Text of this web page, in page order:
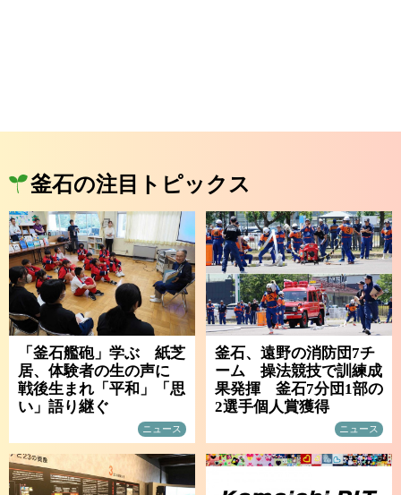
釜石の注目トピックス
「釜石艦砲」学ぶ 紙芝
居、体験者の生の声に
戦後生まれ「平和」「思
い」語り継ぐ
ニュース
釜石、遠野の消防団7チ
ーム 操法競技で訓練成
果発揮 釜石7分団1部の
2選手個人賞獲得
ニュース